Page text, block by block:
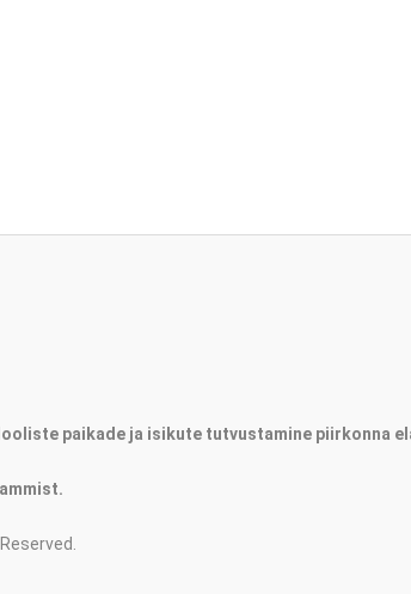
paikade ja isikute tutvustamine piirkonna